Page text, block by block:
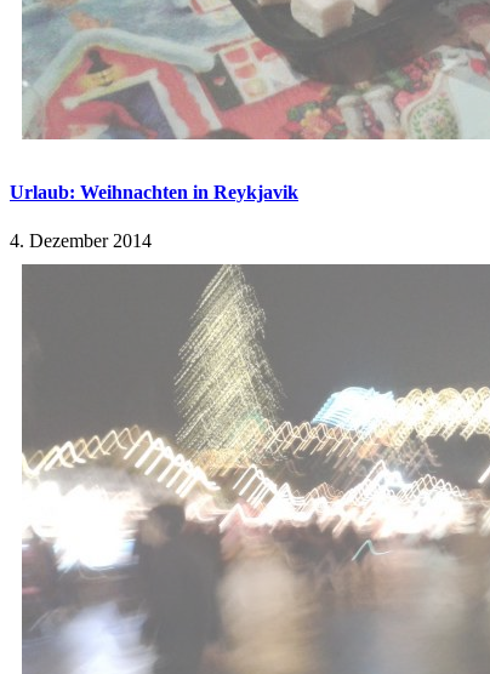
Urlaub: Weihnachten in Reykjavik
4. Dezember 2014